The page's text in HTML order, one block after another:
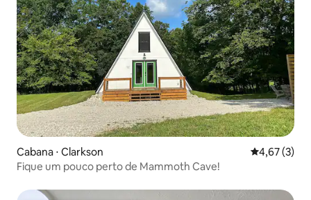
Cabana ⋅ Clarkson 4,67 de
4,67 (3)
Fique um pouco perto de Mammoth Cave!